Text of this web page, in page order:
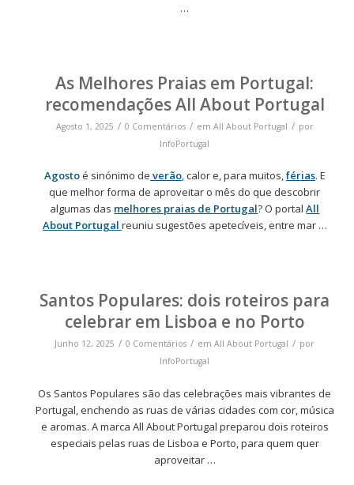
…
As Melhores Praias em Portugal:
recomendações All About Portugal
Agosto 1, 2025 / 0 Comentários / em All About Portugal / por
InfoPortugal
Agostoé sinónimo de verão, calor e, para muitos,férias. E
que melhor forma de aproveitar o mês do que descobrir
algumas das melhores praias de Portugal? O portalAll
About Portugal reuniu sugestões apetecíveis, entre mar …
Santos Populares: dois roteiros para
celebrar em Lisboa e no Porto
Junho 12, 2025 / 0 Comentários / emAll About Portugal / por
InfoPortugal
Os Santos Populares são das celebrações mais vibrantes de
Portugal, enchendo as ruas de várias cidades com cor, música
e aromas. A marca All About Portugal preparou dois roteiros
especiais pelas ruas de Lisboa e Porto, para quem quer
aproveitar …